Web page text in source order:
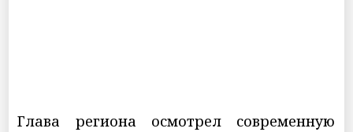
Глава региона осмотрел современную